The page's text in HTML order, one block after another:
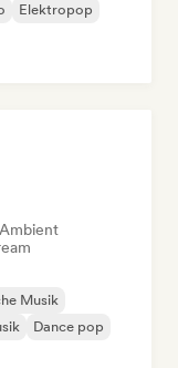
Elektropop
Ambient
Musik
Dance pop